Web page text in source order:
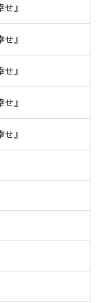
』
』
』
』
』